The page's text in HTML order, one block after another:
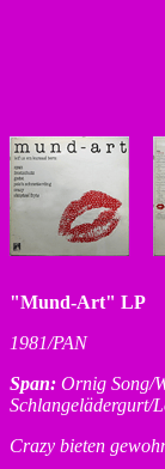
"Mund-Art" LP
1981/PAN
Span: Ornig Song/
Schlangelädergurt/
Crazy bieten